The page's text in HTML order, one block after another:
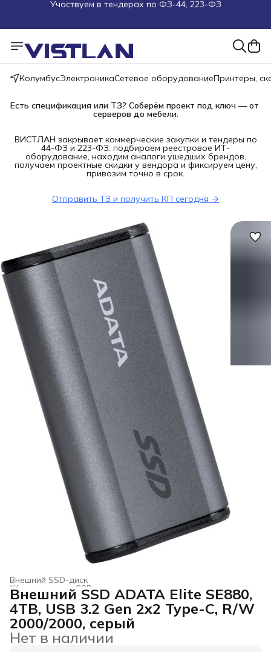
Пуско-наладочные работы
Пришлите запрос на e-mail или в чат
Более 100 000 позиций в наличии и под заказ
КолумбусЭлектроникаСетевое оборудованиеПринтеры,
Есть спецификация или ТЗ? Соберём проект под ключ — от
серверов до мебели.
ВИСТЛАН закрывает коммерческие закупки и тендеры по
44-ФЗ и 223-ФЗ: подбираем реестровое ИТ-
оборудование, находим аналоги ушедших брендов,
получаем проектные скидки у вендора и фиксируем цену,
привозим точно в срок.
Отправить ТЗ и получить КП сегодня →
Внешний SSD-диск
Жесткие диски, SSD и сетевые накопители
Электроника ›
Главная ›
Внешний SSD ADATA Elite SE880,
4TB, USB 3.2 Gen 2x2 Type-C, R/W
2000/2000, серый
Нет в наличии